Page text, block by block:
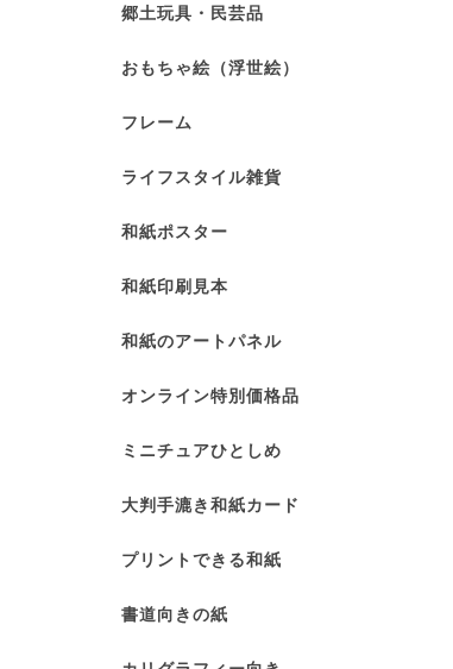
郷土玩具・民芸品
おもちゃ絵（浮世絵）
フレーム
ライフスタイル雑貨
和紙ポスター
和紙印刷見本
和紙のアートパネル
オンライン特別価格品
ミニチュアひとしめ
大判手漉き和紙カード
プリントできる和紙
書道向きの紙